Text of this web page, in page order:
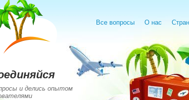
Все вопросы О нас
и делись опытом